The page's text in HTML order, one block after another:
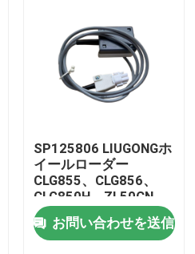
SP125806 LIUGONGホ
イールローダー
CLG855、CLG856、
CLG850H、ZL50CN、
ZL50CNX、
CLG860H、
CLG862H、
お問い合わせを送信